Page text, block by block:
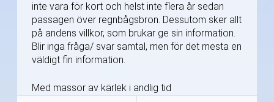
inte vara för kort och helst inte flera år sedan
passagen över regnbågsbron. Dessutom sker allt
på andens villkor, som brukar ge sin information.
Blir inga fråga/ svar samtal, men för det mesta en
väldigt fin information.
Med massor av kärlek i andlig tid